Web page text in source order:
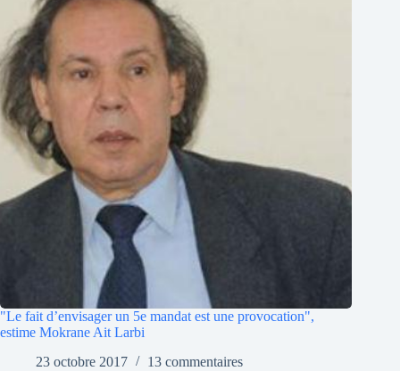
"Le fait d’envisager un 5e mandat est une provocation",
estime Mokrane Ait Larbi
23 octobre 2017
13 commentaires